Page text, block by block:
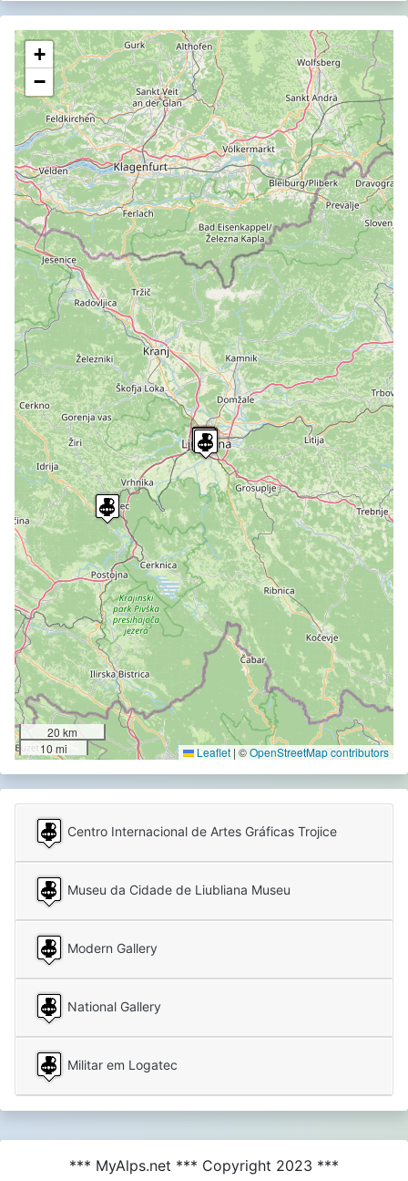
+
−
20 km
10 mi
Leaflet | ©OpenStreetMap contributors
Centro Internacional de Artes Gráficas Trojice
Museu da Cidade de Liubliana Museu
Modern Gallery
National Gallery
Militar em Logatec
*** MyAlps.net *** Copyright 2023 ***